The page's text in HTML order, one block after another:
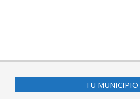
TU MUNICIPIO